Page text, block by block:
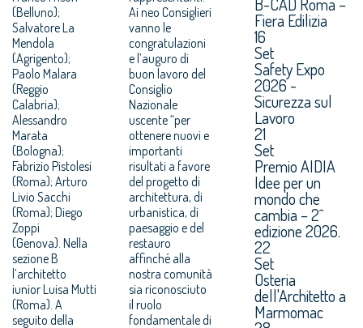
(Belluno);
Salvatore La
Mendola
(Agrigento);
Paolo Malara
(Reggio
Calabria);
Alessandro
Marata
(Bologna);
Fabrizio Pistolesi
(Roma); Arturo
Livio Sacchi
(Roma); Diego
Zoppi
(Genova). Nella
sezione B
l’architetto
iunior Luisa Mutti
(Roma). A
seguito della
Ai neo Consiglieri
vanno le
congratulazioni
e l’auguro di
buon lavoro del
Consiglio
Nazionale
uscente “per
ottenere nuovi e
importanti
risultati a favore
del progetto di
architettura, di
urbanistica, di
paesaggio e del
restauro
affinché alla
nostra comunità
sia riconosciuto
il ruolo
fondamentale di
Fiera Edilizia
16
Set
Safety Expo
2026 -
Sicurezza sul
Lavoro
21
Set
Premio AIDIA
Idee per un
mondo che
cambia – 2^
edizione 2026.
22
Set
Osteria
dell'Architetto a
Marmomac